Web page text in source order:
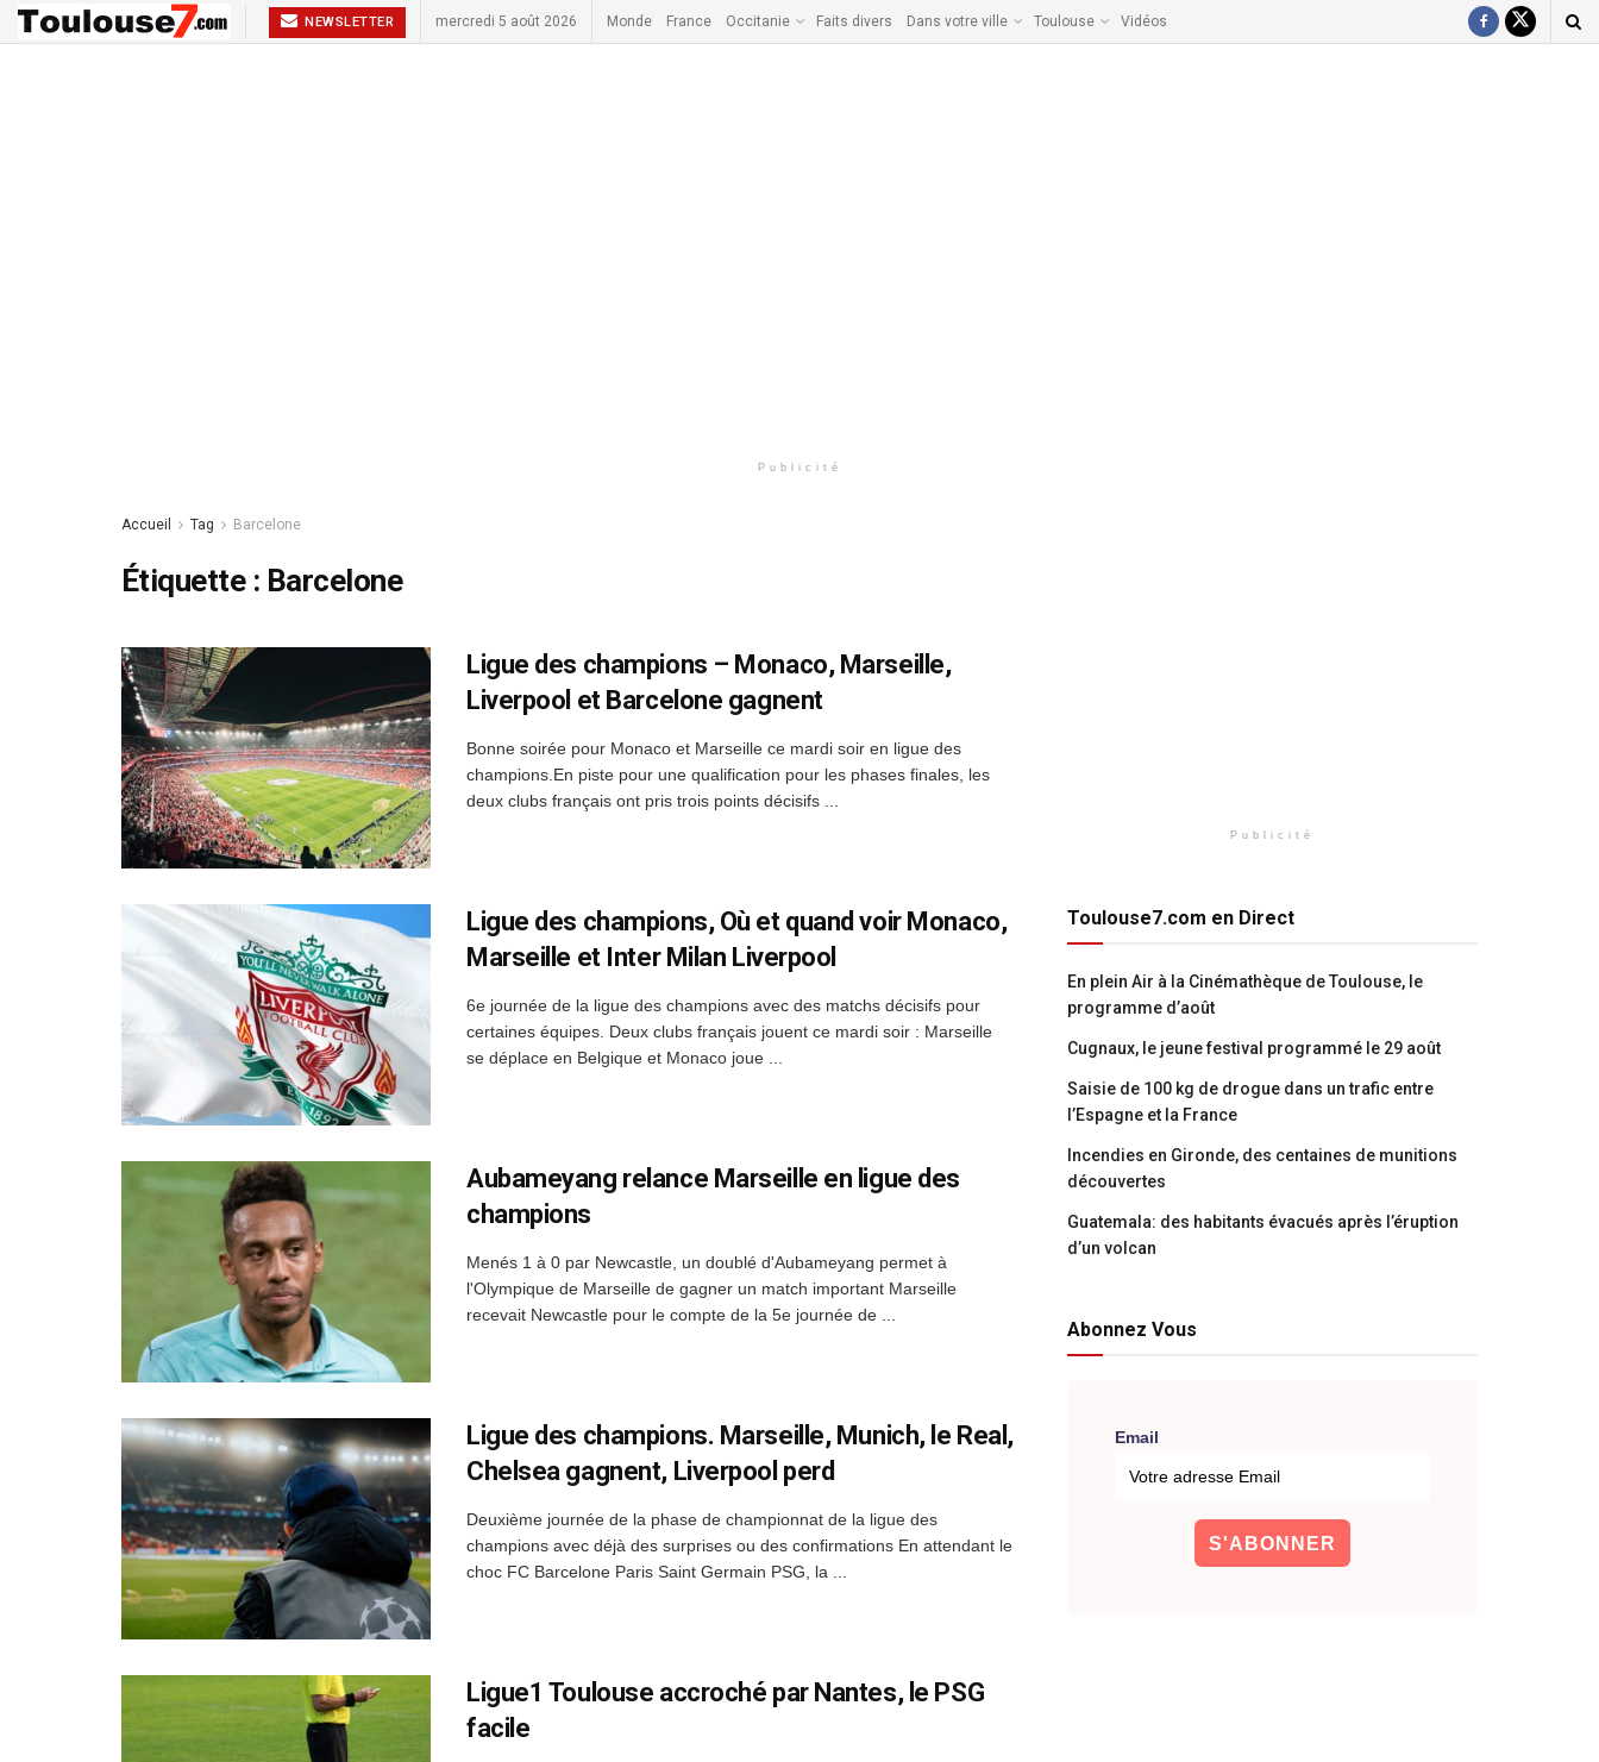
NEWSLETTER mercredi 5 août 2026 Monde France Occitanie Faits divers Dans votre ville Toulouse Vidéos
Publicité
Accueil Tag Barcelone
Étiquette : Barcelone
Ligue des champions – Monaco, Marseille,
Liverpool et Barcelone gagnent
Bonne soirée pour Monaco et Marseille ce mardi soir en ligue des
champions.En piste pour une qualification pour les phases finales, les
deux clubs français ont pris trois points décisifs ...
Ligue des champions, Où et quand voir Monaco,
Marseille et Inter Milan Liverpool
6e journée de la ligue des champions avec des matchs décisifs pour
certaines équipes. Deux clubs français jouent ce mardi soir : Marseille
se déplace en Belgique et Monaco joue ...
Aubameyang relance Marseille en ligue des
champions
Menés 1 à 0 par Newcastle, un doublé d'Aubameyang permet à
l'Olympique de Marseille de gagner un match important Marseille
recevait Newcastle pour le compte de la 5e journée de ...
Ligue des champions. Marseille, Munich, le Real,
Chelsea gagnent, Liverpool perd
Deuxième journée de la phase de championnat de la ligue des
champions avec déjà des surprises ou des confirmations En attendant le
choc FC Barcelone Paris Saint Germain PSG, la ...
Ligue1 Toulouse accroché par Nantes, le PSG
facile
Publicité
Toulouse7.com en Direct
En plein Air à la Cinémathèque de Toulouse, le
programme d’août
Cugnaux, le jeune festival programmé le 29 août
Saisie de 100 kg de drogue dans un trafic entre
l’Espagne et la France
Incendies en Gironde, des centaines de munitions
découvertes
Guatemala: des habitants évacués après l’éruption
d’un volcan
Abonnez Vous
Email